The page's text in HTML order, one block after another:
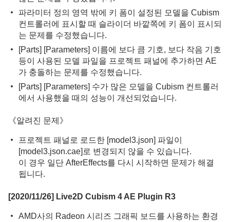
파라미터 정의 영역 밖에 키 폼이 설정된 모델을 Cubism
컨트롤러에 표시할 때 슬라이더 바깥쪽에 키 폼이 표시되
는 문제를 수정했습니다.
[Parts] [Parameters] 이름에 보다 큼 기호, 보다 작음 기호
등이 사용된 모델 파일을 프로젝트 패널에 추가하면 AE
가 충돌하는 문제를 수정했습니다.
[Parts] [Parameters] 수가 많은 모델을 Cubism 컨트롤러
에서 사용했을 때의 성능이 개선되었습니다.
《알려진 문제》
프로젝트 패널로 로드한 [model3.json] 파일이
[model3.json.cae]로 변경되지 않을 수 있습니다.
이 경우 일단 AfterEffects를 다시 시작하면 문제가 해결
됩니다.
[2020/11/26] Live2D Cubism 4 AE Plugin R3
AMD사의 Radeon 시리즈 그래픽 보드를 사용하는 환경